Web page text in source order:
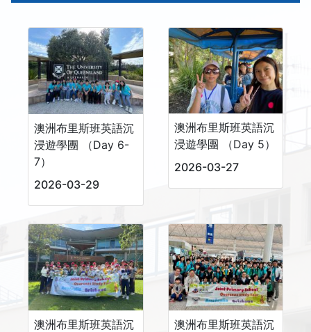
澳洲布里斯班英語沉
浸遊學團 （Day 6-
7）
2026-03-29
澳洲布里斯班英語沉
浸遊學團 （Day 5）
2026-03-27
澳洲布里斯班英語沉
澳洲布里斯班英語沉